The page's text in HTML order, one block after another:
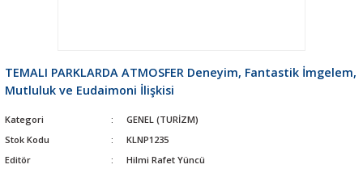
TEMALI PARKLARDA ATMOSFER Deneyim, Fantastik İmgelem,
Mutluluk ve Eudaimoni İlişkisi
Kategori
GENEL (TURİZM)
Stok Kodu
KLNP1235
Editör
Hilmi Rafet Yüncü